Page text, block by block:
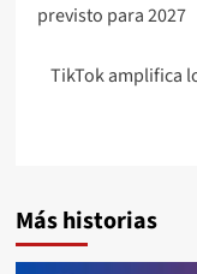
previsto para 2027
TikTok amplifica
Más historias